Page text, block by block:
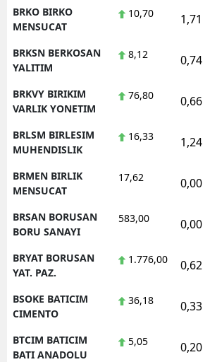
BRKO BIRKO
MENSUCAT
10,70 1,71
BRKSN BERKOSAN
YALITIM
8,12 0,74
BRKVY BIRIKIM
VARLIK YONETIM
76,80 0,66
BRLSM BIRLESIM
MUHENDISLIK
16,33 1,24
BRMEN BIRLIK
MENSUCAT
17,62 0,00
BRSAN BORUSAN
BORU SANAYI
583,00 0,00
BRYAT BORUSAN
YAT. PAZ.
1.776,00 0,62
BSOKE BATICIM
CIMENTO
36,18 0,33
BTCIM BATICIM
BATI ANADOLU
5,05 0,20